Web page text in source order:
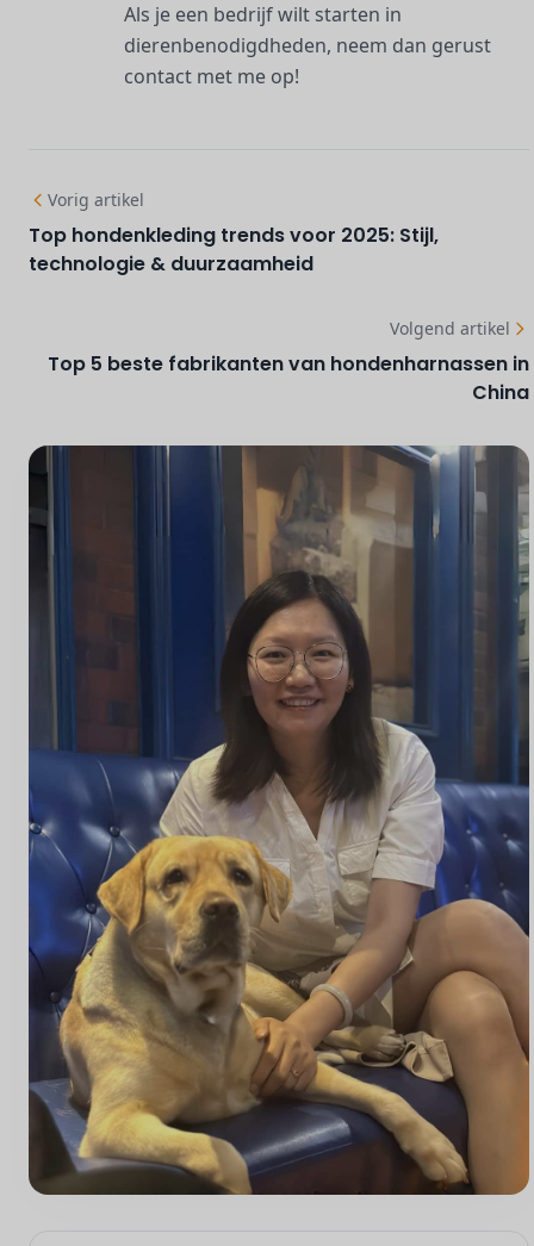
Als je een bedrijf wilt starten in
dierenbenodigdheden, neem dan gerust
contact met me op!
Vorig artikel
Top hondenkleding trends voor 2025: Stijl,
technologie & duurzaamheid
Volgend artikel
Top 5 beste fabrikanten van hondenharnassen in
China